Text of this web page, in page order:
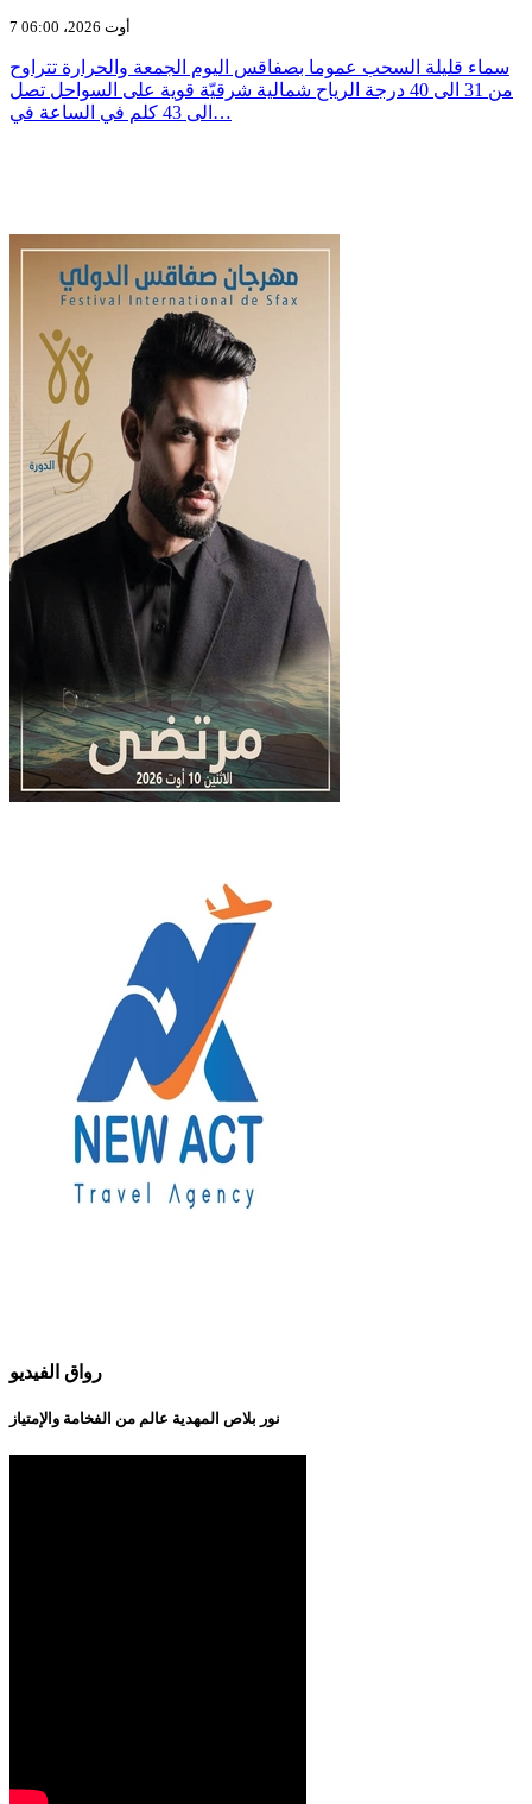
7 أوت 2026، 06:00
سماء قليلة السحب عموما بصفاقس اليوم الجمعة والحرارة تتراوح
من 31 الى 40 درجة الرياح شمالية شرقيّة قوية على السواحل تصل
الى 43 كلم في الساعة في…
رواق الفيديو
نور بلاص المهدية عالم من الفخامة والإمتياز